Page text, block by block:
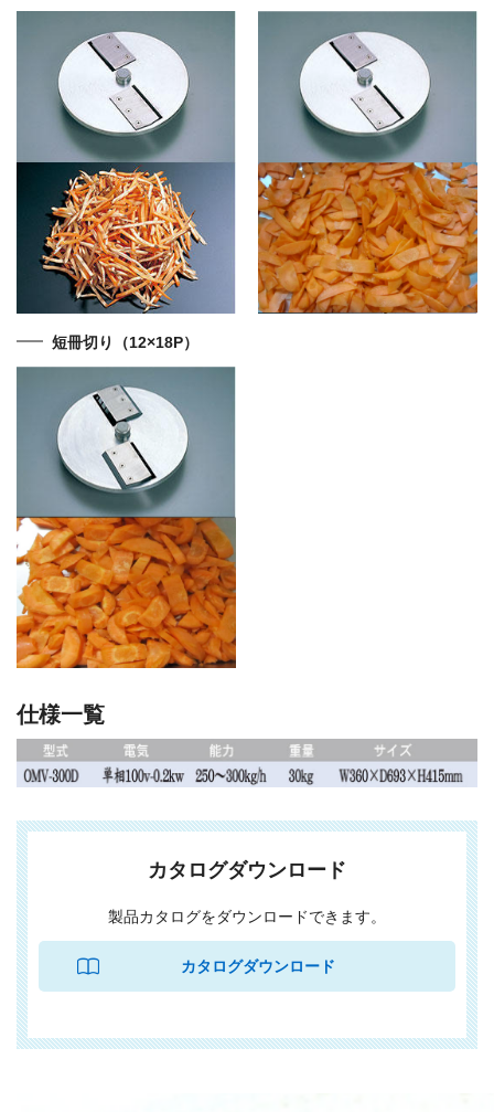
短冊切り（12×18P）
仕様一覧
カタログダウンロード
製品カタログをダウンロードできます。